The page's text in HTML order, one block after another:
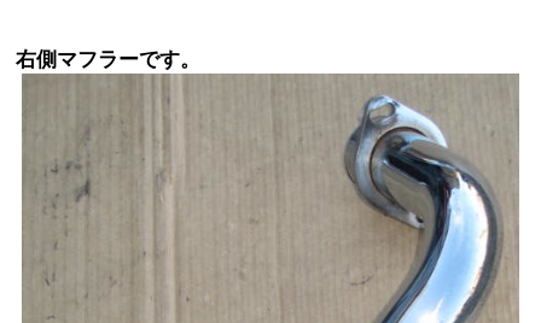
右側マフラーです。